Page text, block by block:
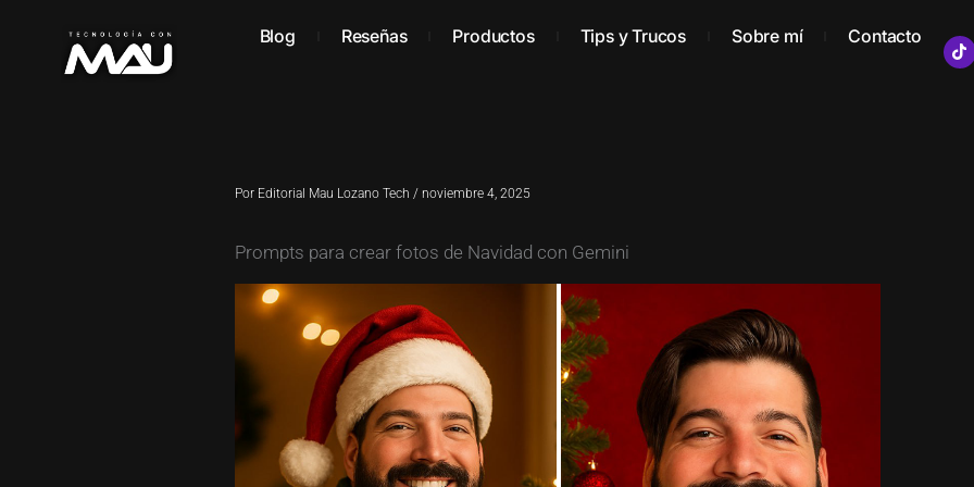
contenido
Blog Reseñas Productos Tips y Trucos Sobre mí Contacto
T
i
k
Por Editorial Mau Lozano Tech/ noviembre 4, 2025
Prompts para crear fotos de Navidad con Gemini